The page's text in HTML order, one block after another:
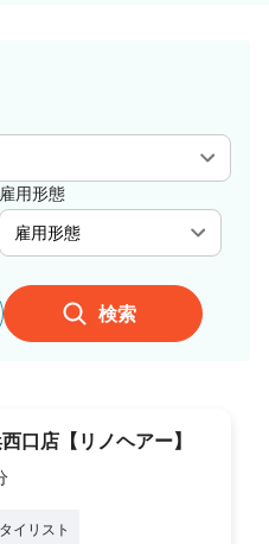
雇用形態
検索
口店【リノヘアー】
イリスト